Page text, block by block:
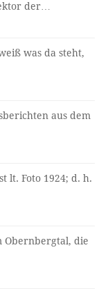
der…
was da steht,
aus dem
lt. Foto 1924; d. h.
Obernbergtal, die